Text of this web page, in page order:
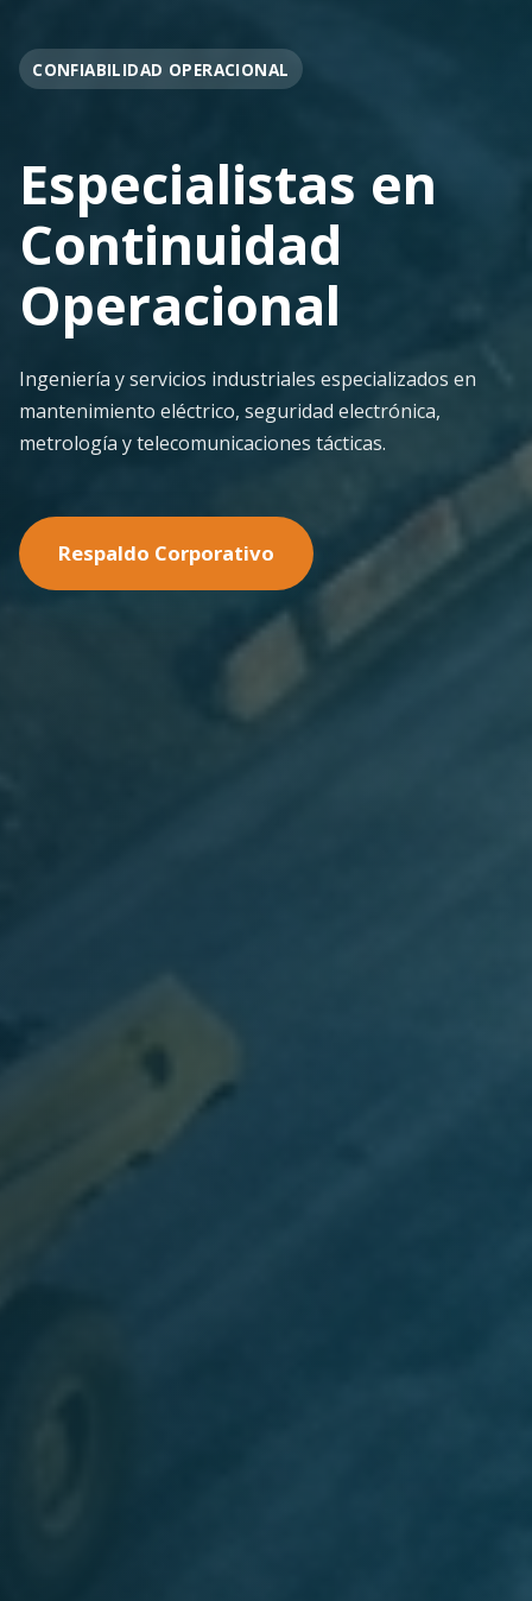
OPERACIÓN EN FAENA
Soporte
Operacional
Continuo
Despliegue ágil en terreno con los más altos
estándares de seguridad y calidad técnica para la
minería pesada.
Nuestras Soluciones